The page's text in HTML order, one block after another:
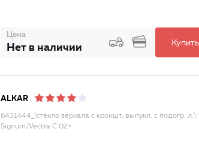
Цена
Нет в наличии Купить
ALKAR
6431444_!стекло зеркала с кроншт. выпукл. с подогр. л.\
Signum/Vectra C 02>